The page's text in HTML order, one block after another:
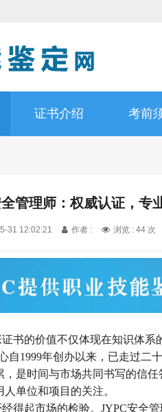
证书介绍 考前
管理师：权威认证，专
31 12:02:21 作者 : 浏览 : 44 次
书的价值不仅体现在知识体系
自1999年创办以来，已走过二
是时间与市场共同书写的信
单位和项目的关注。
得起市场的检验。 JYPC安全